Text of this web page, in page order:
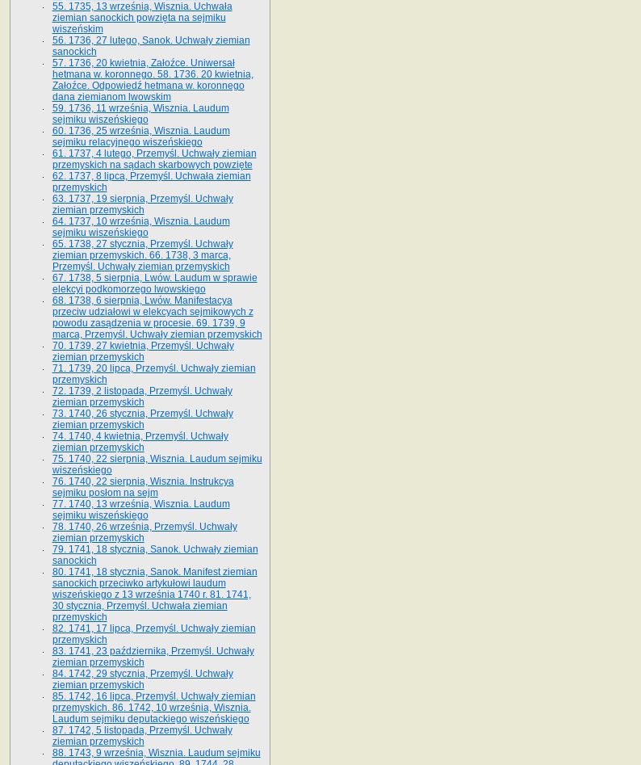
55. 1735, 13 września, Wisznia. Uchwała
ziemian sanockich powzięta na sejmiku
wiszeńskim
56. 1736, 27 lutego, Sanok. Uchwały ziemian
sanockich
57. 1736, 20 kwietnia, Załoźce. Uniwersał
hetmana w. koronnego. 58. 1736. 20 kwietnia,
Załoźce. Odpowiedź hetmana w. koronnego
dana ziemianom lwowskim
59. 1736, 11 września, Wisznia. Laudum
sejmiku wiszeńskiego
60. 1736, 25 września, Wisznia. Laudum
sejmiku relacyjnego wiszeńskiego
61. 1737, 4 lutego, Przemyśl. Uchwały ziemian
przemyskich na sądach skarbowych powzięte
62. 1737, 8 lipca, Przemyśl. Uchwała ziemian
przemyskich
63. 1737, 19 sierpnia, Przemyśl. Uchwały
ziemian przemyskich
64. 1737, 10 września, Wisznia. Laudum
sejmiku wiszeńskiego
65. 1738, 27 stycznia, Przemyśl. Uchwały
ziemian przemyskich­­. 66. 1738, 3 marca,
Przemyśl. Uchwały ziemian przemyskich­
67. 1738, 5 sierpnia, Lwów. Laudum w sprawie
elekcyi podkomorzego lwowskiego
68. 1738, 6 sierpnia, Lwów. Manifestacya
przeciw udziałowi w elekcyach sejmikowych z
powodu zasądzenia w procesie. 69. 1739, 9
marca, Przemyśl. Uchwały ziemian przemyskich
70. 1739, 27 kwietnia, Przemyśl. Uchwały
ziemian przemyskich
71. 1739, 20 lipca, Przemyśl. Uchwały ziemian
przemyskich
72. 1739, 2 listopada, Przemyśl. Uchwały
ziemian przemyskich
73. 1740, 26 stycznia, Przemyśl. Uchwały
ziemian przemyskich
74. 1740, 4 kwietnia, Przemyśl. Uchwały
ziemian przemyskich
75. 1740, 22 sierpnia, Wisznia. Laudum sejmiku
wiszeńskiego
76. 1740, 22 sierpnia, Wisznia. Instrukcya
sejmiku posłom na sejm
77. 1740, 13 września, Wisznia. Laudum
sejmiku wiszeńskiego
78. 1740, 26 września, Przemyśl. Uchwały
ziemian przemyskich
79. 1741, 18 stycznia, Sanok. Uchwały ziemian
sanockich
80. 1741, 18 stycznia, Sanok. Manifest ziemian
sanockich przeciwko artykułowi laudum
wiszeńskiego z 13 wrze­śnia 1740 r. 81. 1741,
30 stycznia, Przemyśl. Uchwała ziemian
przemyskich
82. 1741, 17 lipca, Przemyśl. Uchwały ziemian
przemyskich
83. 1741, 23 października, Przemyśl. Uchwały
ziemian przemyskich
84. 1742, 29 stycznia, Przemyśl. Uchwały
ziemian przemyskich
85. 1742, 16 lipca, Przemyśl. Uchwały ziemian
przemyskich. 86. 1742, 10 września, Wisznia.
Laudum sejmiku deputackiego wiszeńskiego
87. 1742, 5 listopada, Przemyśl. Uchwały
ziemian przemyskich
88. 1743, 9 września, Wisznia. Laudum sejmiku